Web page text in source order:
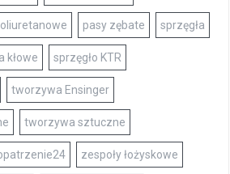
pasy zębate sprzęgła
kłowe sprzęgło KTR
tworzywa Ensinger
tworzywa sztuczne
zespoły łożyskowe